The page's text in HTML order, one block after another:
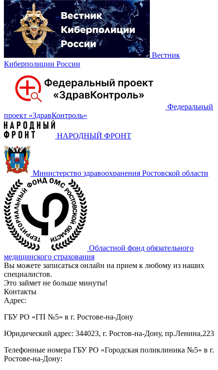
Вестник
Киберполиции России
Федеральный
проект «‎ЗдравКонтроль»
НАРОДНЫЙ ФРОНТ
Министерство здравоохранения Ростовской области
Областной фонд обязательного
медицинского страхования
Вы можете записаться онлайн на прием к любому из наших
специалистов.
Это займет не больше минуты!
Контакты
Адрес:
ГБУ РО «ГП №5» в г. Ростове-на-Дону
Юридический адрес: 344023, г. Ростов-на-Дону, пр.Ленина,223
Телефонные номера ГБУ РО «Городская поликлиника №5» в г.
Ростове-на-Дону: